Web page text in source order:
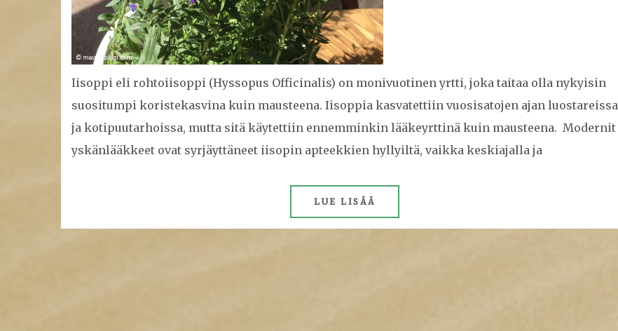
Iisoppi eli rohtoiisoppi (Hyssopus Officinalis) on monivuotinen yrtti, joka taitaa olla nykyisin
suositumpi koristekasvina kuin mausteena. Iisoppia kasvatettiin vuosisatojen ajan luostareissa
ja kotipuutarhoissa, mutta sitä käytettiin ennemminkin lääkeyrttinä kuin mausteena. Modernit
yskänlääkkeet ovat syrjäyttäneet iisopin apteekkien hyllyiltä, vaikka keskiajalla ja
LUE LISÄÄ